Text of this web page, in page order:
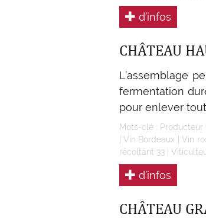
d’infos
CHÂTEAU
L’assemblage
fermentation
pour enlever
Mots-clé : Producteur
|Vin Bordeaux |Vin
récoltant 33|
d’infos
CHÂTEAU